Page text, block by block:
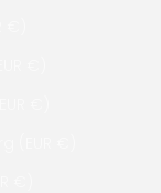
€)
€)
(EUR €)
€)